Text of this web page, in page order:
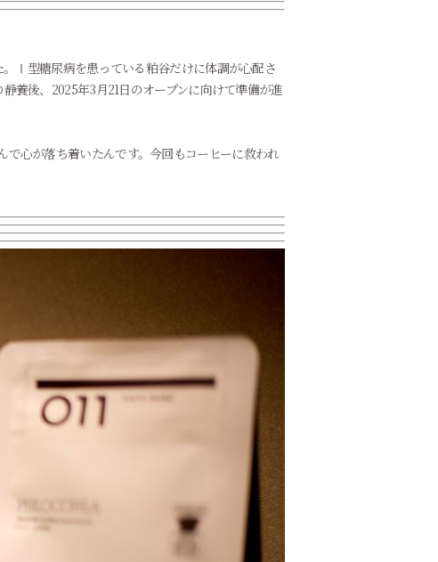
Ⅰ型糖尿病を患っている粕谷だけに体調が心配さ
養後、2025年3月21日のオープンに向けて準備が進
で心が落ち着いたんです。今回もコーヒーに救われ